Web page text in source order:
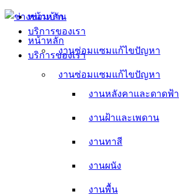
Skip
content
หน้าหลัก
บริการของเรา
งานซ่อมแซมแก้ไขปัญหา
งานหลังคาและดาดฟ้า
งานฝ้าและเพดาน
งานทาสี
งานผนัง
งานพื้น
หน้าหลัก
บริการของเรา
งานซ่อมแซมแก้ไขปัญหา
งานหลังคาและดาดฟ้า
งานฝ้าและเพดาน
งานทาสี
งานผนัง
งานพื้น
งานกระเบื้อง